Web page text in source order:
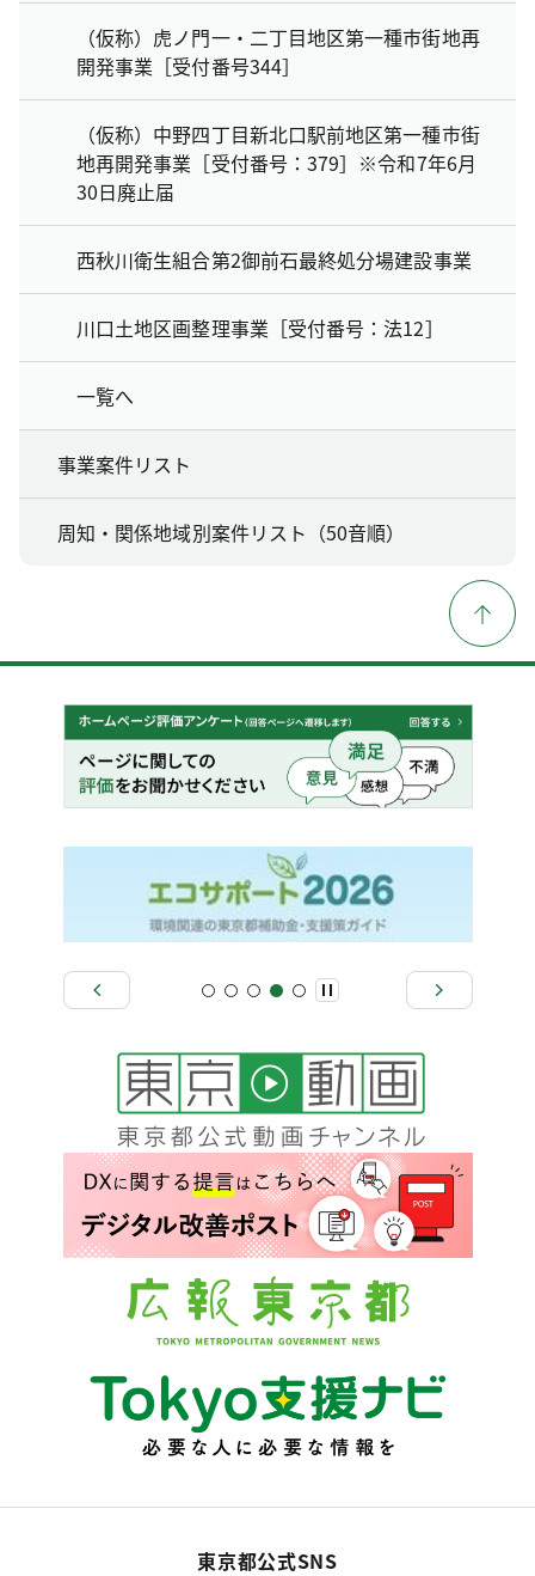
（仮称）虎ノ門一・二丁目地区第一種市街地再
開発事業［受付番号344］
（仮称）中野四丁目新北口駅前地区第一種市街
地再開発事業［受付番号：379］※令和7年6月
30日廃止届
西秋川衛生組合第2御前石最終処分場建設事業
川口土地区画整理事業［受付番号：法12］
一覧へ
事業案件リスト
周知・関係地域別案件リスト（50音順）
東京都公式SNS